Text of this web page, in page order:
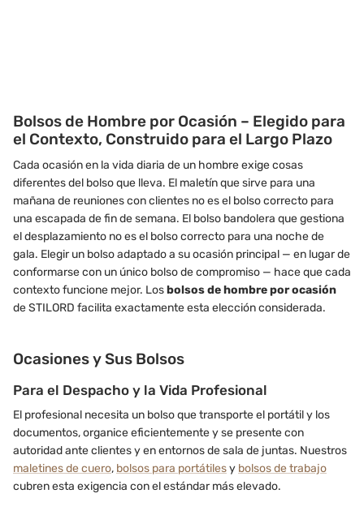
Bolsos de Hombre por Ocasión – Elegido para
el Contexto, Construido para el Largo Plazo
Cada ocasión en la vida diaria de un hombre exige cosas
diferentes del bolso que lleva. El maletín que sirve para una
mañana de reuniones con clientes no es el bolso correcto para
una escapada de fin de semana. El bolso bandolera que gestiona
el desplazamiento no es el bolso correcto para una noche de
gala. Elegir un bolso adaptado a su ocasión principal — en lugar de
conformarse con un único bolso de compromiso — hace que cada
contexto funcione mejor. Losbolsos de hombre por ocasión
de STILORD facilita exactamente esta elección considerada.
Ocasiones y Sus Bolsos
Para el Despacho y la Vida Profesional
El profesional necesita un bolso que transporte el portátil y los
documentos, organice eficientemente y se presente con
autoridad ante clientes y en entornos de sala de juntas. Nuestros
maletines de cuero, bolsos para portátilesy bolsos de trabajo
cubren esta exigencia con el estándar más elevado.